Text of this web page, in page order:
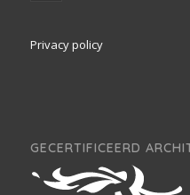
Privacy policy
GECERTIFICEERD